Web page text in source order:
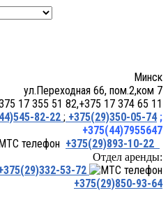
ул.Переходная 66, пом.2,ком 7
17 355 51 82,+375 17 374 65 11
82-22 ; +375(29)350-05-74 ;
+375(44)7955647
+375(29)893-10-22
Отдел аренды:
53-72
+375(29)850-93-64